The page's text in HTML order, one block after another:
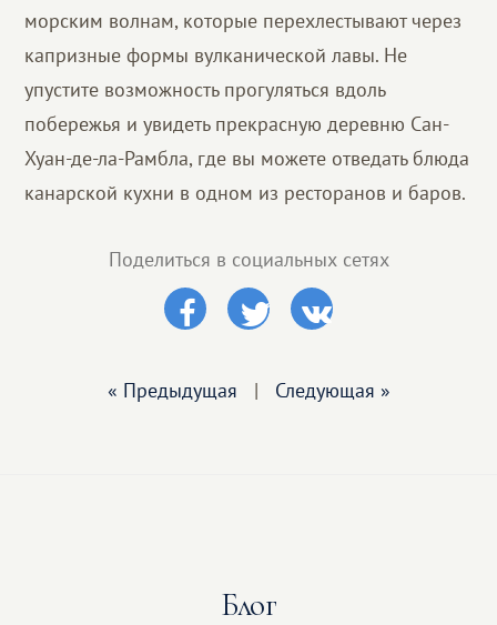
морским волнам, которые перехлестывают через
капризные формы вулканической лавы. Не
упустите возможность прогуляться вдоль
побережья и увидеть прекрасную деревню Сан-
Хуан-де-ла-Рамбла, где вы можете отведать блюда
канарской кухни в одном из ресторанов и баров.
Поделиться в социальных сетях
« Предыдущая | Следующая »
Блог